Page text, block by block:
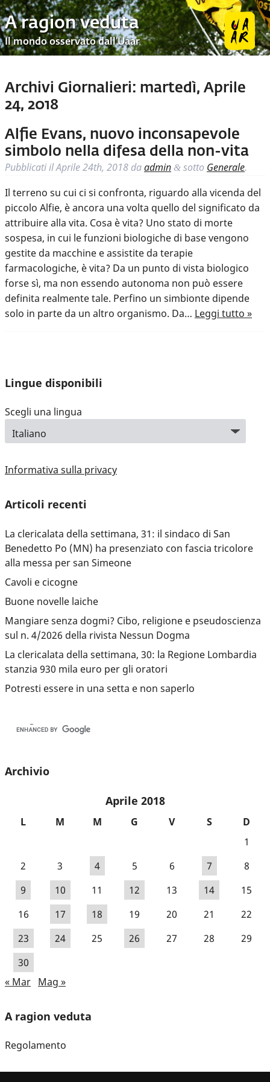
A ragion veduta
Il mondo osservato dall’Uaar
Archivi Giornalieri: martedì, Aprile
24, 2018
Alfie Evans, nuovo inconsapevole
simbolo nella difesa della non-vita
Pubblicati ilAprile 24th, 2018 daadmin & sotto Generale.
Il terreno su cui ci si confronta, riguardo alla vicenda del
piccolo Alfie, è ancora una volta quello del significato da
attribuire alla vita. Cosa è vita? Uno stato di morte
sospesa, in cui le funzioni biologiche di base vengono
gestite da macchine e assistite da terapie
farmacologiche, è vita? Da un punto di vista biologico
forse sì, ma non essendo autonoma non può essere
definita realmente tale. Perfino un simbionte dipende
solo in parte da un altro organismo. Da… Leggi tutto »
Lingue disponibili
Scegli una lingua
Informativa sulla privacy
Articoli recenti
La clericalata della settimana, 31: il sindaco di San
Benedetto Po (MN) ha presenziato con fascia tricolore
alla messa per san Simeone
Cavoli e cicogne
Buone novelle laiche
Mangiare senza dogmi? Cibo, religione e pseudoscienza
sul n. 4/2026 della rivista Nessun Dogma
La clericalata della settimana, 30: la Regione Lombardia
stanzia 930 mila euro per gli oratori
Potresti essere in una setta e non saperlo
Archivio
Aprile 2018
L M M G V S
D
1
2
3 4 5 6 7
8
9
10 11 12 13 14
15
16
17 18 19 20 21
22
23
24 25 26 27 28
29
30
« Mar Mag »
A ragion veduta
Regolamento